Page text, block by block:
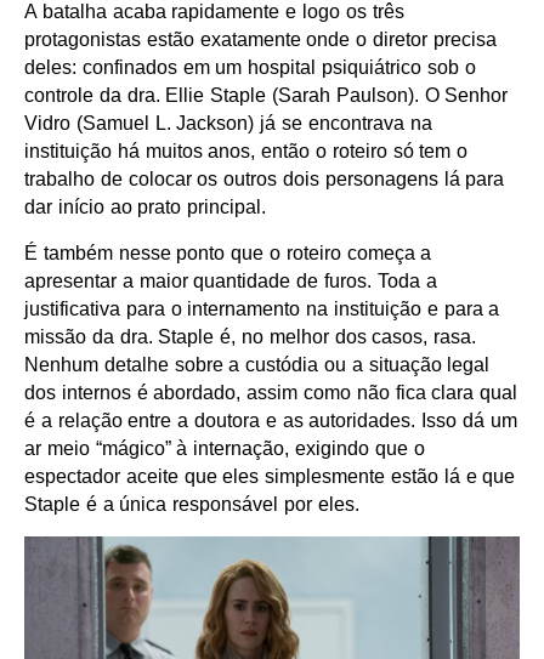
A batalha acaba rapidamente e logo os três
protagonistas estão exatamente onde o diretor precisa
deles: confinados em um hospital psiquiátrico sob o
controle da dra. Ellie Staple (Sarah Paulson). O Senhor
Vidro (Samuel L. Jackson) já se encontrava na
instituição há muitos anos, então o roteiro só tem o
trabalho de colocar os outros dois personagens lá para
dar início ao prato principal.
É também nesse ponto que o roteiro começa a
apresentar a maior quantidade de furos. Toda a
justificativa para o internamento na instituição e para a
missão da dra. Staple é, no melhor dos casos, rasa.
Nenhum detalhe sobre a custódia ou a situação legal
dos internos é abordado, assim como não fica clara qual
é a relação entre a doutora e as autoridades. Isso dá um
ar meio “mágico” à internação, exigindo que o
espectador aceite que eles simplesmente estão lá e que
Staple é a única responsável por eles.